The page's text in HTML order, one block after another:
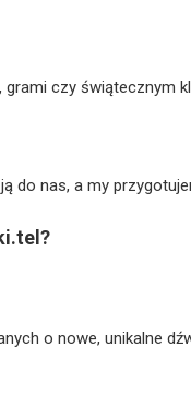
czy świątecznym
do nas, a my
o nowe, unikalne